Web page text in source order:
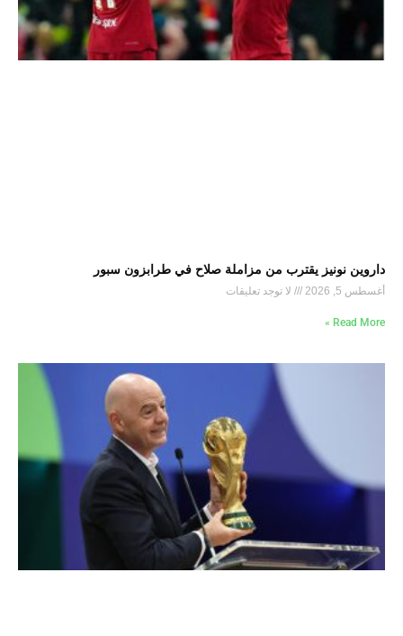
داروين نونيز يقترب من مزاملة صلاح في طرابزون سبور
أغسطس 5, 2026 لا توجد تعليقات
Read More »